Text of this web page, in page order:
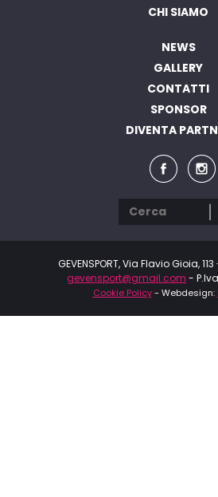
CHI SIAMO
NEWS
GALLERY
CONTATTI
SPONSOR
DIVENTA
GEVENSPORT, Via Flavio Gioia,
gevensport@gmail.com -
Cookie Policy- Webdesign: